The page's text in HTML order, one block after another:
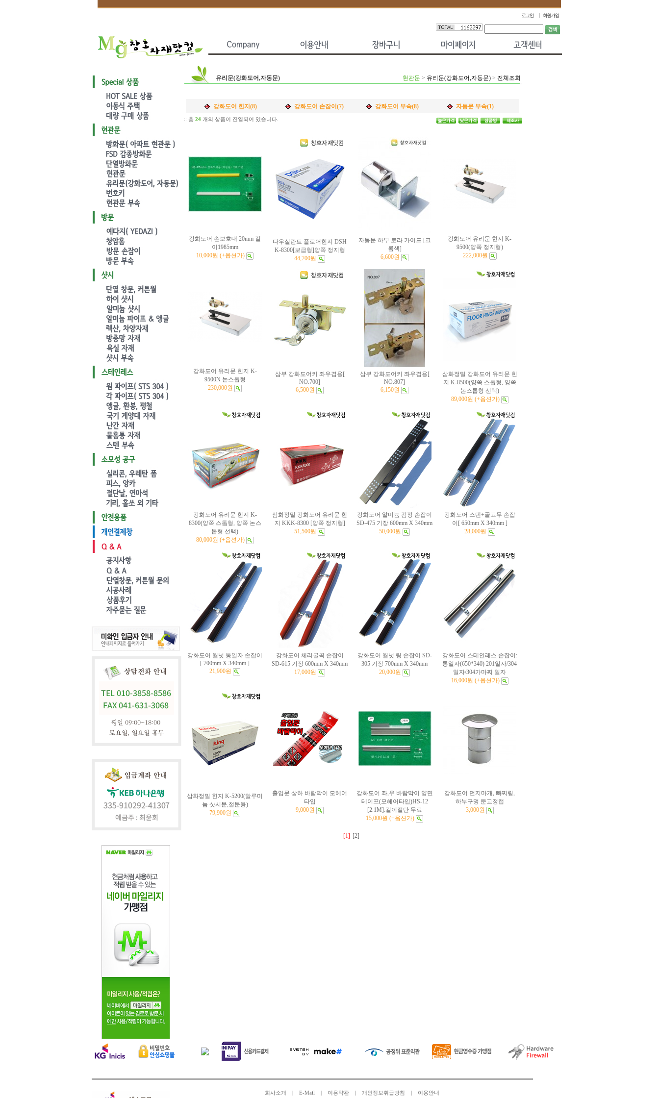
유리문(강화도어,자동문) 현관문 > 유리문(강화도어,자동문) > 전체조회
강화도어 힌지(8) 강화도어 손잡이(7) 강화도어 부속(8) 자동문 부속(1)
:: 총 24 개의 상품이 진열되어 있습니다.
강화도어 손보호대 20mm 길
이1985mm
10,000원 (+옵션가)
다우실란트 플로어힌지 DSH
K-8300[보급형]양쪽 정지형
44,700원
자동문 하부 로라 가이드 [크
롬색]
6,600원
강화도어 유리문 힌지 K-
9500(양쪽 정지형)
222,000원
강화도어 유리문 힌지 K-
9500N 논스톱형
230,000원
삼부 강화도어키 좌우겸용[
NO.700]
6,500원
삼부 강화도어키 좌우겸용[
NO.807]
6,150원
삼화정밀 강화도어 유리문 힌
지 K-8500(양쪽 스톱형, 양쪽
논스톱형 선택)
89,000원 (+옵션가)
강화도어 유리문 힌지 K-
8300(양쪽 스톱형, 양쪽 논스
톱형 선택)
80,000원 (+옵션가)
삼화정밀 강화도어 유리문 힌
지 KKK-8300 [양쪽 정지형]
51,500원
강화도어 알미늄 검정 손잡이
SD-475 기장 600mm X 340mm
50,000원
강화도어 스텐+골고무 손잡
이[ 650mm X 340mm ]
28,000원
강화도어 월넛 통일자 손잡이
[ 700mm X 340mm ]
21,900원
강화도어 체리굴곡 손잡이
SD-615 기장 600mm X 340mm
17,000원
강화도어 월넛 링 손잡이 SD-
305 기장 700mm X 340mm
20,000원
강화도어 스테인레스 손잡이:
통일자(650*340) 201일자/304
일자/304가마찌 일자
16,000원 (+옵션가)
삼화정밀 힌지 K-5200(알루미
늄 샷시문,철문용)
79,900원
출입문 상하 바람막이 모헤어
타입
9,000원
강화도어 좌,우 바람막이 양면
테이프(모헤어타입)HS-12
[2.1M]:길이절단 무료
15,000원 (+옵션가)
강화도어 먼지마개, 빠찌링,
하부구멍 문고정캡
3,000원
[1] [2]
회사소개 E-Mail 이용약관 개인정보취급방침 이용안내